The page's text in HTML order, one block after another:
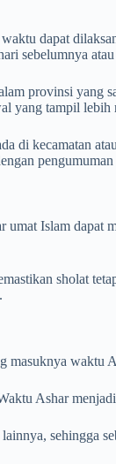
dapat
sebelumnya
provinsi
yang tampil
kecamatan
Islam
sholat
masuknya waktu
Ashar
sehingga